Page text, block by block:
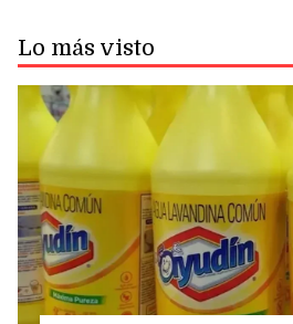
Lo más visto